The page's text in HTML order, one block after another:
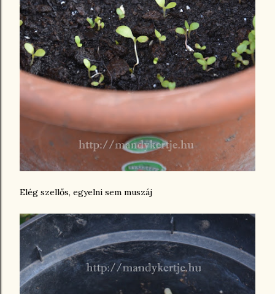
Elég szellős, egyelni sem muszáj